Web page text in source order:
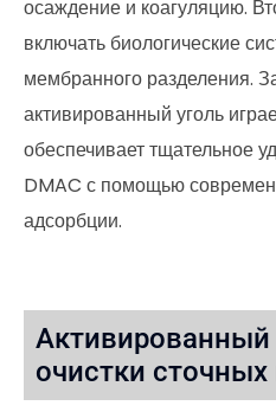
осаждение и коагуляцию.
включать биологические
мембранного разделения.
активированный уголь
обеспечивает тщательное
DMAC с помощью
адсорбции.
Активированный
очистки сточных